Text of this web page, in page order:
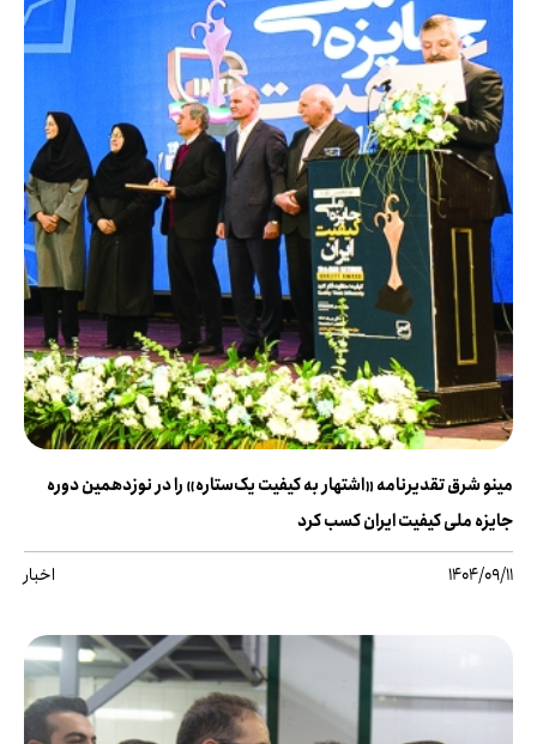
مینو شرق تقدیرنامه «اشتهار به کیفیت یک‌ستاره» را در نوزدهمین دوره
جایزه ملی کیفیت ایران کسب کرد
1404/09/11 اخبار